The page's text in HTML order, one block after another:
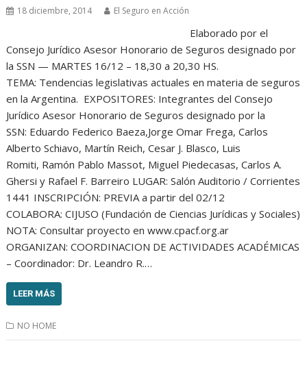
18 diciembre, 2014 El Seguro en Acción
Elaborado por el
Consejo Jurídico Asesor Honorario de Seguros designado por
la SSN — MARTES 16/12 – 18,30 a 20,30 HS.
TEMA: Tendencias legislativas actuales en materia de seguros
en la Argentina. EXPOSITORES: Integrantes del Consejo
Jurídico Asesor Honorario de Seguros designado por la
SSN: Eduardo Federico Baeza,Jorge Omar Frega, Carlos
Alberto Schiavo, Martín Reich, Cesar J. Blasco, Luis
Romiti, Ramón Pablo Massot, Miguel Piedecasas, Carlos A.
Ghersi y Rafael F. Barreiro LUGAR: Salón Auditorio / Corrientes
1441 INSCRIPCIÓN: PREVIA a partir del 02/12
COLABORA: CIJUSO (Fundación de Ciencias Jurídicas y Sociales)
NOTA: Consultar proyecto en www.cpacf.org.ar
ORGANIZAN: COORDINACION DE ACTIVIDADES ACADÉMICAS
– Coordinador: Dr. Leandro R.…
LEER MÁS
NO HOME